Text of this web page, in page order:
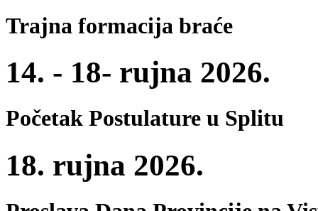
Trajna formacija braće
14. - 18- rujna 2026.
Početak Postulature u Splitu
18. rujna 2026.